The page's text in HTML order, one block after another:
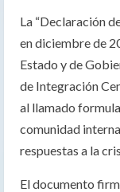
La “Declaración
en diciembre de
Estado y de
de Integración
al llamado
comunidad
respuestas a la
El documento